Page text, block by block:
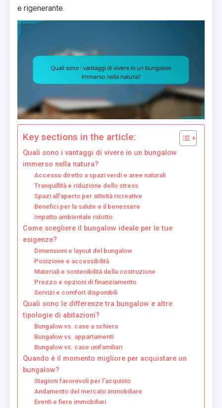
e rigenerante.
Key sections in the article:
Quali sono i vantaggi di vivere in un bungalow
immerso nella natura?
Accesso diretto a spazi verdi e aree naturali
Tranquillità e riduzione dello stress
Spazi all’aperto per attività ricreative
Benefici per la salute e il benessere
Impatto ambientale ridotto
Come scegliere il bungalow ideale per le tue
esigenze?
Dimensioni e layout del bungalow
Posizione e accessibilità
Materiali e sostenibilità della costruzione
Prezzo e opzioni di finanziamento
Servizi e comfort disponibili
Quali sono le differenze tra bungalow e altre
tipologie di abitazioni?
Bungalow vs. case a schiera
Bungalow vs. appartamenti
Bungalow vs. case unifamiliari
Quando è il momento migliore per acquistare un
bungalow?
Stagioni favorevoli per l’acquisto
Andamento del mercato immobiliare
Eventi e fiere immobiliari